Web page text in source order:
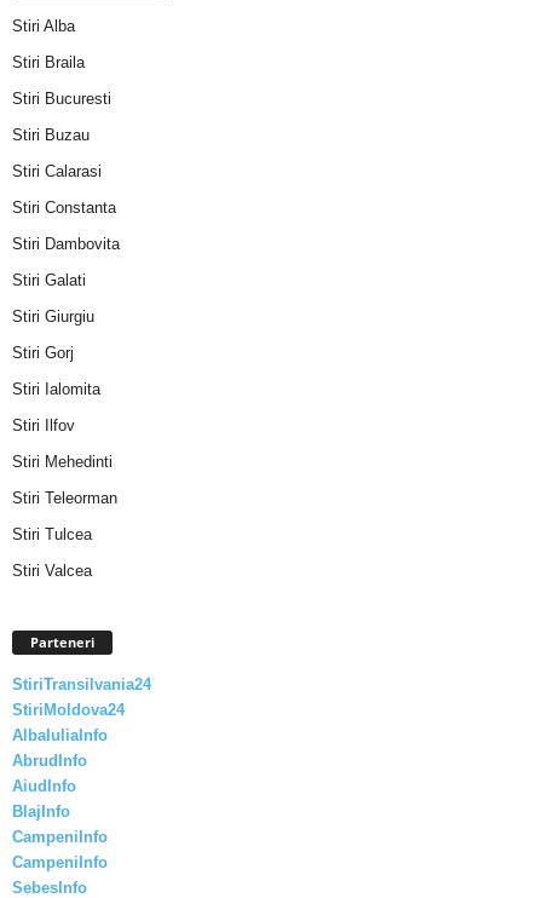
Stiri Alba
Stiri Braila
Stiri Bucuresti
Stiri Buzau
Stiri Calarasi
Stiri Constanta
Stiri Dambovita
Stiri Galati
Stiri Giurgiu
Stiri Gorj
Stiri Ialomita
Stiri Ilfov
Stiri Mehedinti
Stiri Teleorman
Stiri Tulcea
Stiri Valcea
Parteneri
StiriTransilvania24
StiriMoldova24
AlbaIuliaInfo
AbrudInfo
AiudInfo
BlajInfo
CampeniInfo
CampeniInfo
SebesInfo